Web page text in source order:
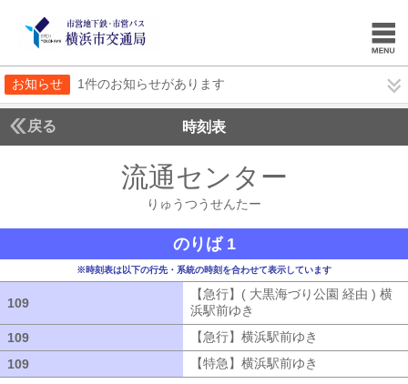
お知らせ 1件のお知らせがあります
戻る 時刻表
流通センター
りゅうつうせんたー
のりば 1
※時刻表は以下の行先・系統の時刻を合わせて表示しています
109
【急行】( 大黒海づり公園 経由 ) 横
浜駅前ゆき
109
【急行】横浜駅前ゆき
109
【特急】横浜駅前ゆき